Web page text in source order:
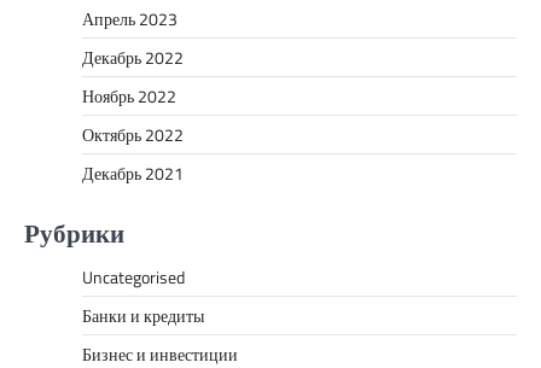
Апрель 2023
Декабрь 2022
Ноябрь 2022
Октябрь 2022
Декабрь 2021
Рубрики
Uncategorised
Банки и кредиты
Бизнес и инвестиции